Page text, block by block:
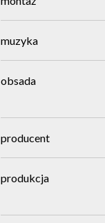
muzyka
obsada
producent
produkcja